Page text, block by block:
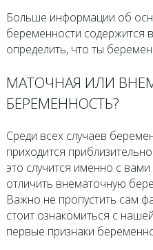
Больше информации об
беременности содержится
определить, что ты
МАТОЧНАЯ ИЛИ
БЕРЕМЕННОСТЬ?
Среди всех случаев
приходится
это случится именно с
отличить внематочную
Важно не пропустить сам
стоит ознакомиться с
первые признаки